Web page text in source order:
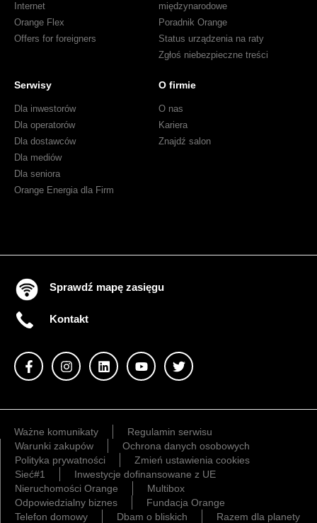
Internet
Orange Flex
Offers for foreigners
międzynarodowe
Poradnik Orange
Status urządzenia na raty
Zgłoś niebezpieczne treści
Serwisy
Dla inwestorów
Dla operatorów
Dla dostawców
Dla mediów
Dla seniora
Orange Energia dla Firm
O firmie
O nas
Kariera
Znajdź salon
Sprawdź mapę zasięgu
Kontakt
Ważne komunikaty
Regulamin serwisu
Warunki zakupów
Ochrona danych osobowych
Polityka prywatności
Zmień ustawienia cookies
Sieć#1
Inwestycje dofinansowane z UE
Nieruchomości Orange
Multibox
Odpowiedzialny biznes
Fundacja Orange
Telefon domowy
Dbam o bliskich Razem dla planety